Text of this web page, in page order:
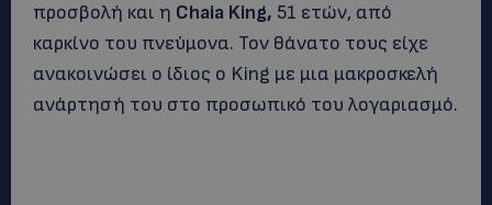
προσβολή και η Chaia King, 51 ετών, από
καρκίνο του πνεύμονα. Τον θάνατο τους είχε
ανακοινώσει ο ίδιος ο King με μια μακροσκελή
ανάρτησή του στο προσωπικό του λογαριασμό.